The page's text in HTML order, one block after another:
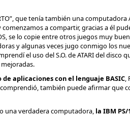
que tenía también una computadora
a compartir, gracias a él
se lo copie entre otros juegos muy
y algunas veces jugo conmigo los
el uso del S.O. de ATARI del disco
aplicaciones con el lenguaje BASIC,
también puede afirmar que
una verdadera computadora, la IBM PS/